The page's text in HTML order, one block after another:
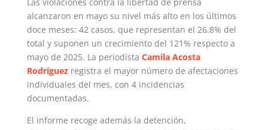
Las violaciones contra la libertad de prensa
alcanzaron en mayo su nivel más alto en los últimos
doce meses: 42 casos, que representan el 26.8% del
total y suponen un crecimiento del 121% respecto a
mayo de 2025. La periodista Camila Acosta
Rodríguezregistra el mayor número de afectaciones
individuales del mes, con 4 incidencias
documentadas.
El informe recoge además la detención,